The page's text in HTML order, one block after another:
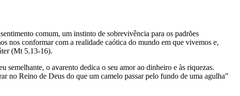
comum, um instinto de sobrevivência para os padrões
nos conformar com a realidade caótica do mundo em que vivemos e,
(Mt 5.13-16).
semelhante, o avarento dedica o seu amor ao dinheiro e às riquezas.
no Reino de Deus do que um camelo passar pelo fundo de uma agulha”